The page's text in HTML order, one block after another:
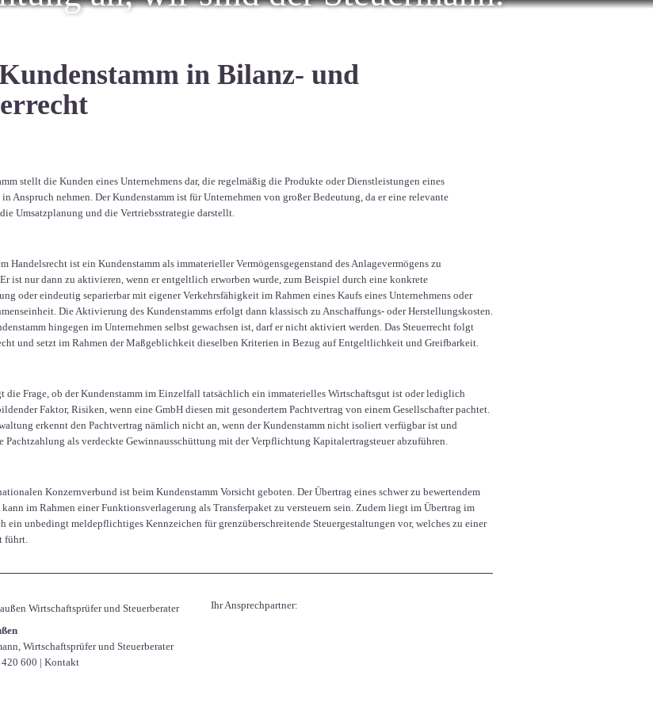
in Bilanz- und
stellt die Kunden eines Unternehmens dar, die regelmäßig die Produkte oder Dienstleistungen eines
in Anspruch nehmen. Der Kundenstamm ist für Unternehmen von großer Bedeutung, da er eine relevante
Umsatzplanung und die Vertriebsstrategie darstellt.
Handelsrecht ist ein Kundenstamm als immaterieller Vermögensgegenstand des Anlagevermögens zu
ist nur dann zu aktivieren, wenn er entgeltlich erworben wurde, zum Beispiel durch eine konkrete
oder eindeutig separierbar mit eigener Verkehrsfähigkeit im Rahmen eines Kaufs eines Unternehmens oder
Die Aktivierung des Kundenstamms erfolgt dann klassisch zu Anschaffungs- oder Herstellungskosten.
hingegen im Unternehmen selbst gewachsen ist, darf er nicht aktiviert werden. Das Steuerrecht folgt
und setzt im Rahmen der Maßgeblichkeit dieselben Kriterien in Bezug auf Entgeltlichkeit und Greifbarkeit.
die Frage, ob der Kundenstamm im Einzelfall tatsächlich ein immaterielles Wirtschaftsgut ist oder lediglich
Faktor, Risiken, wenn eine GmbH diesen mit gesondertem Pachtvertrag von einem Gesellschafter pachtet.
erkennt den Pachtvertrag nämlich nicht an, wenn der Kundenstamm nicht isoliert verfügbar ist und
Pachtzahlung als verdeckte Gewinnausschüttung mit der Verpflichtung Kapitalertragsteuer abzuführen.
Konzernverbund ist beim Kundenstamm Vorsicht geboten. Der Übertrag eines schwer zu bewertendem
im Rahmen einer Funktionsverlagerung als Transferpaket zu versteuern sein. Zudem liegt im Übertrag im
ein unbedingt meldepflichtiges Kennzeichen für grenzüberschreitende Steuergestaltungen vor, welches zu einer
führt.
Ihr Ansprechpartner:
Wirtschaftsprüfer und Steuerberater
600 | Kontakt